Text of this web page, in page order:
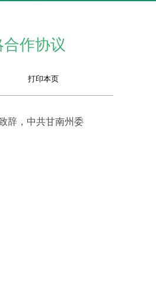
作协议
辞，中共甘南州委